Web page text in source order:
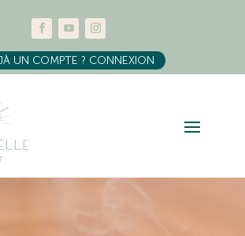
UN COMPTE ? CONNEXION